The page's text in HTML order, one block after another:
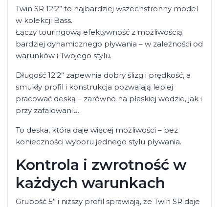
Twin SR 12’2” to najbardziej wszechstronny model
w kolekcji Bass.
Łączy touringową efektywność z możliwością
bardziej dynamicznego pływania – w zależności od
warunków i Twojego stylu.
Długość 12’2” zapewnia dobry ślizg i prędkość, a
smukły profil i konstrukcja pozwalają lepiej
pracować deską – zarówno na płaskiej wodzie, jak i
przy zafalowaniu.
To deska, która daje więcej możliwości – bez
konieczności wyboru jednego stylu pływania.
Kontrola i zwrotność w
każdych warunkach
Grubość 5” i niższy profil sprawiają, że Twin SR daje